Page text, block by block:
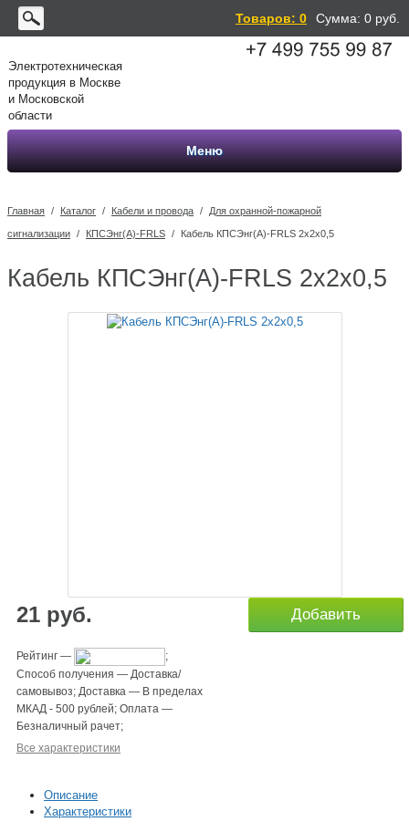
Товаров: 0 Сумма: 0 руб.
Электротехническая
продукция в Москве
и Московской
области
Меню
Главная / Каталог / Кабели и провода / Для охранной-пожарной
сигнализации / КПСЭнг(А)-FRLS / Кабель КПСЭнг(А)-FRLS 2х2х0,5
Кабель КПСЭнг(А)-FRLS 2х2х0,5
21 руб.
Рейтинг —
;
Способ получения — Доставка/
самовывоз; Доставка — В пределах
МКАД - 500 рублей; Оплата —
Безналичный рачет;
Все характеристики
Добавить
Описание
Характеристики